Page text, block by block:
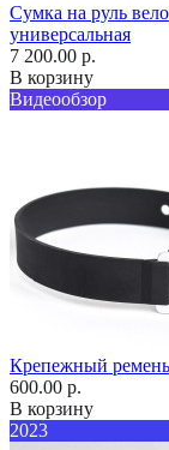
Сумка на руль
универсальная
7 200.00 р.
В корзину
Видеообзор
Крепежный
600.00 р.
В корзину
2023